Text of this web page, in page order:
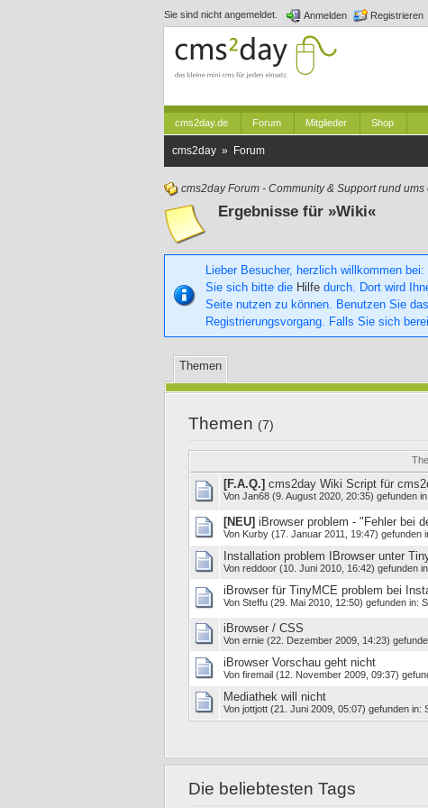
Sie sind nicht angemeldet. Anmelden Registrieren
cms2day.de Forum Mitglieder Shop
cms2day » Forum
cms2day Forum - Community & Support rund ums
Ergebnisse für »Wiki«
Lieber Besucher, herzlich willkommen
Sie sich bitte die Hilfe durch. Dort wird
Seite nutzen zu können. Benutzen Sie das
Registrierungsvorgang. Falls Sie sich
Themen
Themen (7)
[F.A.Q.] cms2day Wiki Script für
Von Jan68 (9. August 2020, 20:35) gefunden in:
[NEU] iBrowser problem - "Fehler bei
Von Kurby (17. Januar 2011, 19:47) gefunden
Installation problem IBrowser unter
Von reddoor (10. Juni 2010, 16:42) gefunden
iBrowser für TinyMCE problem bei
Von Steffu (29. Mai 2010, 12:50) gefunden in:
iBrowser / CSS
Von ernie (22. Dezember 2009, 14:23)
iBrowser Vorschau geht nicht
Von firemail (12. November 2009, 09:37)
Mediathek will nicht
Von jottjott (21. Juni 2009, 05:07) gefunden in:
Die beliebtesten Tags